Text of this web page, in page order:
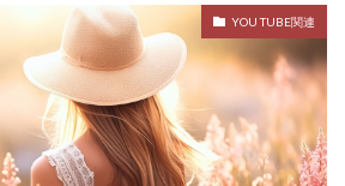
YOU TUBE関連